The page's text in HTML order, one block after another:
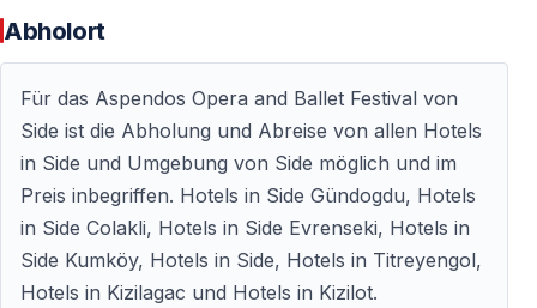
veranstaltet und findet jedes Jahr im September statt.
Die außergewöhnlich gut erhaltene römische
Theateranlage gilt als eine der beeindruckendsten
antiken Bühnen der Welt.
Jährlich besuchen Zehntausende Kunstliebhaber aus
der Region Antalya sowie aus dem Ausland die
Aufführungen. Besonders bei internationalen Gästen
genießt das Festival einen hervorragenden Ruf und
Abholort
Für das Aspendos Opera and Ballet Festival von
Side ist die Abholung und Abreise von allen Hotels
in Side und Umgebung von Side möglich und im
Preis inbegriffen. Hotels in Side Gündogdu, Hotels
in Side Colakli, Hotels in Side Evrenseki, Hotels in
Side Kumköy, Hotels in Side, Hotels in Titreyengol,
Hotels in Kizilagac und Hotels in Kizilot.